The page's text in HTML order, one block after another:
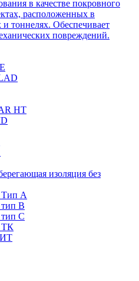
в качестве покровного
расположенных в
тоннелях. Обеспечивает
повреждений.
HT
изоляция без
А
В
C